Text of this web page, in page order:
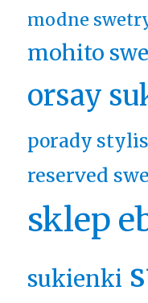
modne
mohito
orsay
porady
reserved
sklep
sukienki